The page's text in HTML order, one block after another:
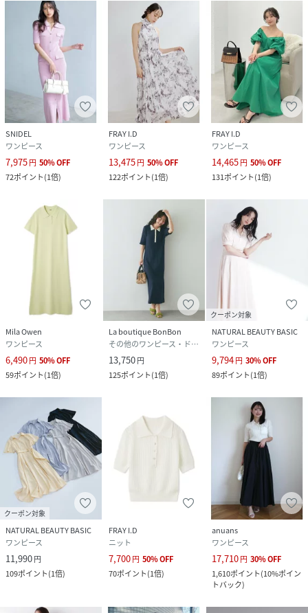
SNIDEL
ワンピース
7,975円 50%OFF
72ポイント(1倍)
FRAY I.D
ワンピース
13,475円 50%OFF
122ポイント(1倍)
FRAY I.D
ワンピース
14,465円 50%OFF
131ポイント(1倍)
Mila Owen
ワンピース
6,490円 50%OFF
59ポイント(1倍)
La boutique BonBon
その他のワンピース・ドレス
13,750円
125ポイント(1倍)
クーポン対象
NATURAL BEAUTY BASIC
ワンピース
9,794円 30%OFF
89ポイント(1倍)
クーポン対象
NATURAL BEAUTY BASIC
ワンピース
11,990円
109ポイント(1倍)
FRAY I.D
ニット
7,700円 50%OFF
70ポイント(1倍)
anuans
ワンピース
17,710円 30%OFF
1,610ポイント(10%ポイン
トバック)